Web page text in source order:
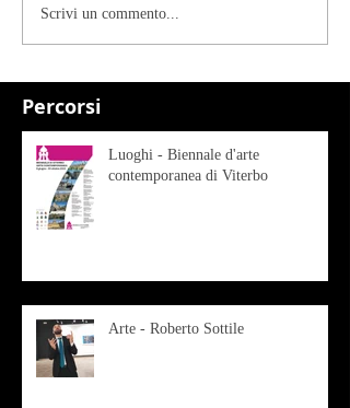
Percorsi
Scrivi un commento...
Luoghi - Biennale d'arte
contemporanea di Viterbo
Arte - Roberto Sottile